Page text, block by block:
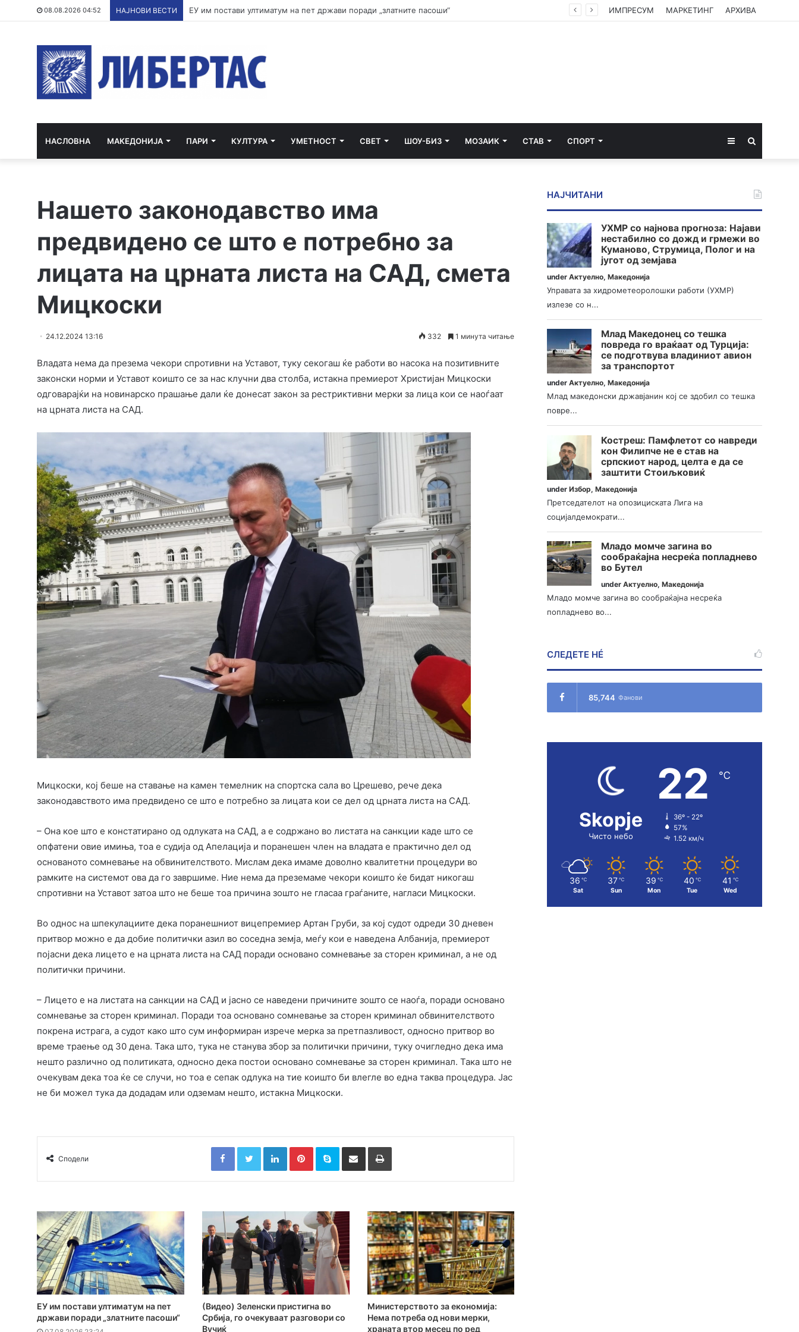
08.08.2026 04:52 НАЈНОВИ ВЕСТИ По речиси 30 години почнува судењето за убиството на Тупак Шакур ИМПРЕСУМ МАРКЕТИНГ АРХИВА
НАСЛОВНА МАКЕДОНИЈА ПАРИ КУЛТУРА УМЕТНОСТ СВЕТ ШОУ-БИЗ МОЗАИК СТАВ СПОРТ Sidebar
Нашето законодавство има
предвидено се што е потребно за
лицата на црната листа на САД, смета
Мицкоски
24.12.2024 13:16 332 1 минута читање
Владата нема да презема чекори спротивни на Уставот, туку секогаш ќе работи во насока на позитивните
законски норми и Уставот коишто се за нас клучни два столба, истакна премиерот Христијан Мицкоски
одговарајќи на новинарско прашање дали ќе донесат закон за рестриктивни мерки за лица кои се наоѓаат
на црната листа на САД.
Мицкоски, кој беше на ставање на камен темелник на спортска сала во Црешево, рече дека
законодавството има предвидено се што е потребно за лицата кои се дел од црната листа на САД.
– Она кое што е констатирано од одлуката на САД, а е содржано во листата на санкции каде што се
опфатени овие имиња, тоа е судија од Апелација и поранешен член на владата е практично дел од
основаното сомневање на обвинителството. Мислам дека имаме доволно квалитетни процедури во
рамките на системот ова да го завршиме. Ние нема да преземаме чекори коишто ќе бидат никогаш
спротивни на Уставот затоа што не беше тоа причина зошто не гласаа граѓаните, нагласи Мицкоски.
Во однос на шпекулациите дека поранешниот вицепремиер Артан Груби, за кој судот одреди 30 дневен
притвор можно е да добие политички азил во соседна земја, меѓу кои е наведена Албанија, премиерот
појасни дека лицето е на црната листа на САД поради основано сомневање за сторен криминал, а не од
политички причини.
– Лицето е на листата на санкции на САД и јасно се наведени причините зошто се наоѓа, поради основано
сомневање за сторен криминал. Поради тоа основано сомневање за сторен криминал обвинителството
покрена истрага, а судот како што сум информиран изрече мерка за претпазливост, односно притвор во
време траење од 30 дена. Така што, тука не станува збор за политички причини, туку очигледно дека има
нешто различно од политиката, односно дека постои основано сомневање за сторен криминал. Така што не
очекувам дека тоа ќе се случи, но тоа е сепак одлука на тие коишто би влегле во една таква процедура. Јас
не би можел тука да додадам или одземам нешто, истакна Мицкоски.
Сподели
FacebookTwitterLinkedInPinterestSkype Сподели преку Е-маил Испринтај
ЕУ им постави ултиматум на пет
држави поради „златните пасоши“
(Видео) Зеленски пристигна во
Србија, го очекуваат разговори со
Вучиќ
Министерството за економија:
Нема потреба од нови мерки,
храната втор месец по ред
НАЈЧИТАНИ
УХМР со најнова прогноза: Најави
нестабилно со дожд и грмежи во
Куманово, Струмица, Полог и на
југот од земјава
underАктуелно,Македонија
Управата за хидрометеоролошки работи (УХМР)
излезе со н...
Млад Македонец со тешка
повреда го враќаат од Турција:
се подготвува владиниот авион
за транспортот
underАктуелно,Македонија
Млад македонски државјанин кој се здобил со тешка
повре...
Костреш: Памфлетот со навреди
кон Филипче не е став на
српскиот народ, целта е да се
заштити Стоиљковиќ
underИзбор,Македонија
Претседателот на опозициската Лига на
социјалдемократи...
Младо момче загина во
сообраќајна несреќа попладнево
во Бутел
underАктуелно,Македонија
Младо момче загина во сообраќајна несреќа
попладнево во...
СЛЕДЕТЕ НÉ
85,744 Фанови
Skopje
Чисто небо
22 ℃
36º - 22º
57%
1.52 км/ч
36 ℃
Sat
37 ℃
Sun
39 ℃
Mon
40 ℃
Tue
41 ℃
Wed